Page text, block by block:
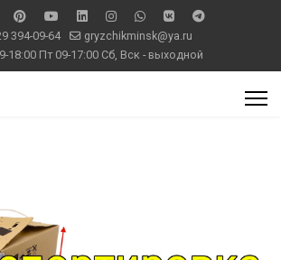
394-09-64
gryzchikminsk@ya.ru
18:00 Пт 09-17:00 Сб, Вск - выходной